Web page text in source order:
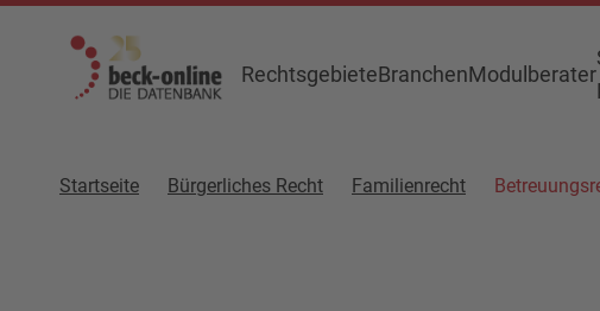
RechtsgebieteBranchenModulberater
Startseite Bürgerliches Recht Familienrecht